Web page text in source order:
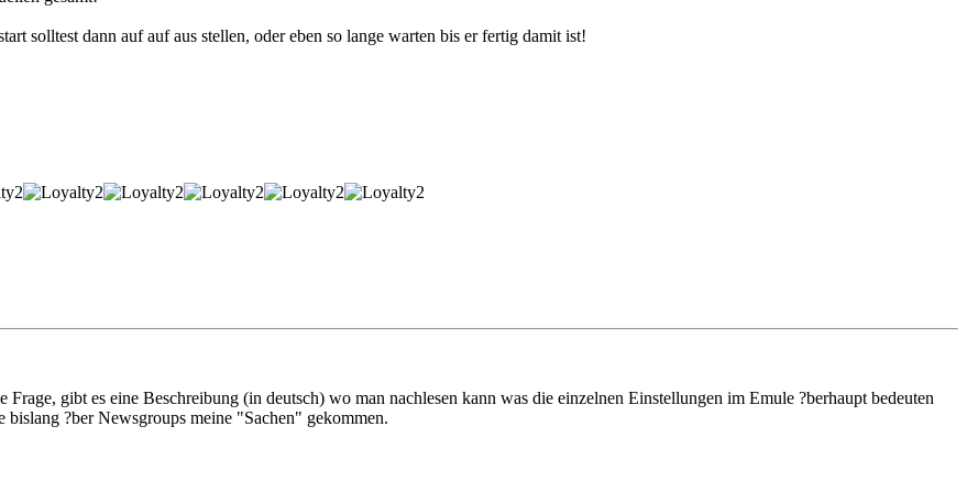
solltest dann auf auf aus stellen, oder eben so lange warten bis er fertig damit ist!
gibt es eine Beschreibung (in deutsch) wo man nachlesen kann was die einzelnen Einstellungen im Emule ?berhaupt bedeuten
?ber Newsgroups meine "Sachen" gekommen.